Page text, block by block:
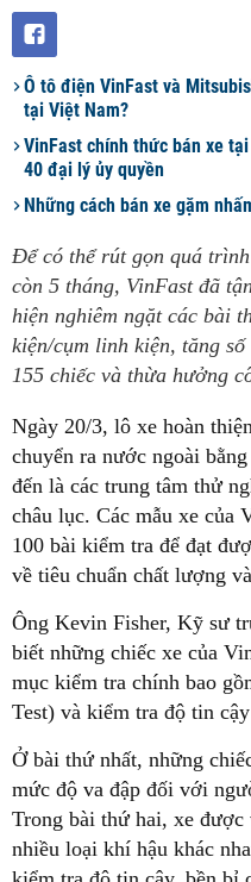
Ô tô điện VinFast và
tại Việt Nam?
VinFast chính thức bán xe
40 đại lý ủy quyền
Những cách bán xe gặm
Để có thể rút gọn quá
còn 5 tháng, VinFast đã
hiện nghiêm ngặt các bài
kiện/cụm linh kiện, tăng
155 chiếc và thừa hưởng
Ngày 20/3, lô xe hoàn
chuyển ra nước ngoài
đến là các trung tâm thử
châu lục. Các mẫu xe của
100 bài kiểm tra để đạt
về tiêu chuẩn chất lượng
Ông Kevin Fisher, Kỹ sư
biết những chiếc xe của
mục kiểm tra chính bao
Test) và kiểm tra độ tin
Ở bài thứ nhất, những
mức độ va đập đối với
Trong bài thứ hai, xe được
nhiều loại khí hậu khác